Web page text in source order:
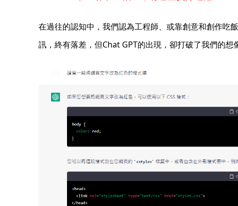
在過往的認知中，我們認為工程師、或靠創意和創作吃
訊，終有落差，但Chat GPT的出現，卻打破了我們的想